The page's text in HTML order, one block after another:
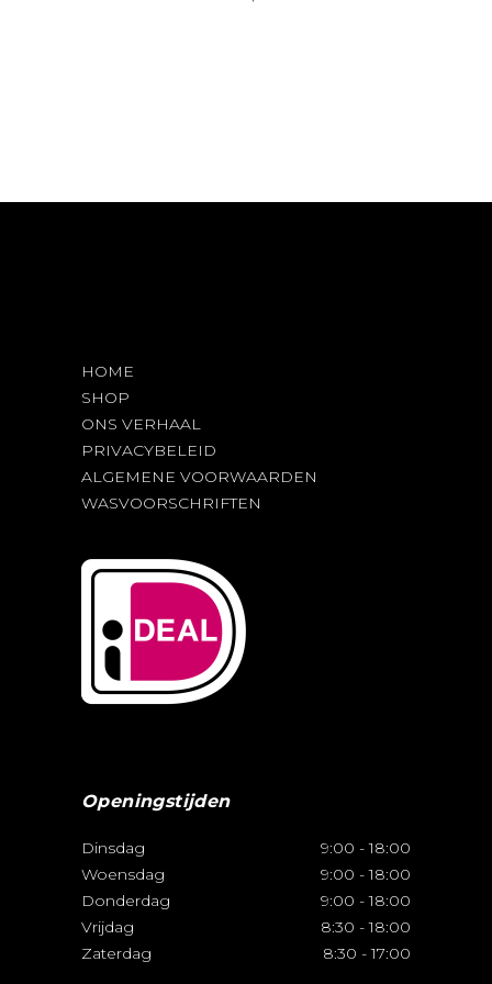
kan
HOME
SHOP
ONS VERHAAL
PRIVACYBELEID
ALGEMENE VOORWAARDEN
WASVOORSCHRIFTEN
Openingstijden
Dinsdag 9:00 - 18:00
Woensdag
9:00 - 18:00
Donderdag
9:00 - 18:00
Vrijdag
8:30 - 18:00
Zaterdag
8:30 - 17:00